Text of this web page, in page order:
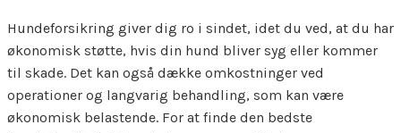
Hundeforsikring giver dig ro i sindet, idet du ved, at du har
økonomisk støtte, hvis din hund bliver syg eller kommer
til skade. Det kan også dække omkostninger ved
operationer og langvarig behandling, som kan være
økonomisk belastende. For at finde den bedste